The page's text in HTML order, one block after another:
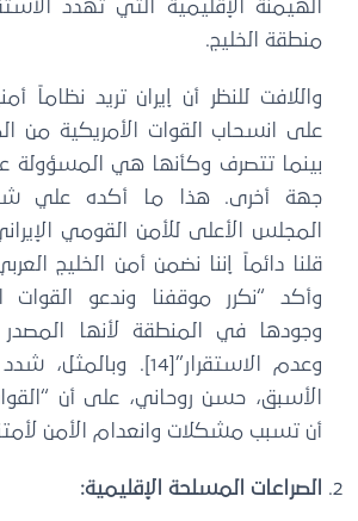
الإقليمية التي تهدد الاستقرار
الخليج.
للنظر أن إيران تريد نظاماً أمنياً
انسحاب القوات الأمريكية من
تتصرف وكأنها هي المسؤولة عن
أخرى. هذا ما أكده علي
الأعلى للأمن القومي الإيراني
دائماً إننا نضمن أمن الخليج العربي
“نكرر موقفنا وندعو القوات
في المنطقة لأنها المصدر
وعدم الاستقرار”[14]. وبالمثل،
حسن روحاني، على أن “القوات
تسبب مشكلات وانعدام الأمن لأمتنا
المسلحة الإقليمية: